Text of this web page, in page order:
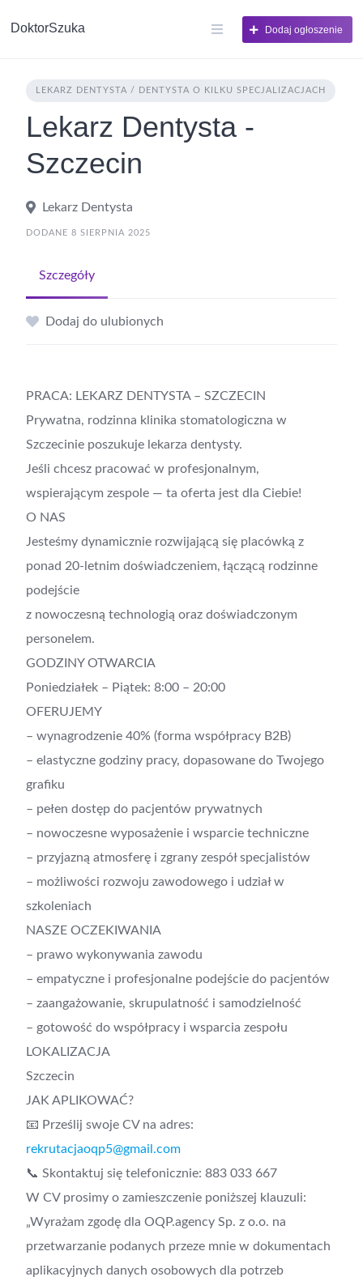
DoktorSzuka Dodaj ogłoszenie
LEKARZ DENTYSTA / DENTYSTA O KILKU SPECJALIZACJACH
Lekarz Dentysta -
Szczecin
Lekarz Dentysta
DODANE 8 SIERPNIA 2025
Szczegóły
Dodaj do ulubionych
PRACA: LEKARZ DENTYSTA – SZCZECIN
Prywatna, rodzinna klinika stomatologiczna w
Szczecinie poszukuje lekarza dentysty.
Jeśli chcesz pracować w profesjonalnym,
wspierającym zespole — ta oferta jest dla Ciebie!
O NAS
Jesteśmy dynamicznie rozwijającą się placówką z
ponad 20-letnim doświadczeniem, łączącą rodzinne
podejście
z nowoczesną technologią oraz doświadczonym
personelem.
GODZINY OTWARCIA
Poniedziałek – Piątek: 8:00 – 20:00
OFERUJEMY
– wynagrodzenie 40% (forma współpracy B2B)
– elastyczne godziny pracy, dopasowane do Twojego
grafiku
– pełen dostęp do pacjentów prywatnych
– nowoczesne wyposażenie i wsparcie techniczne
– przyjazną atmosferę i zgrany zespół specjalistów
– możliwości rozwoju zawodowego i udział w
szkoleniach
NASZE OCZEKIWANIA
– prawo wykonywania zawodu
– empatyczne i profesjonalne podejście do pacjentów
– zaangażowanie, skrupulatność i samodzielność
– gotowość do współpracy i wsparcia zespołu
LOKALIZACJA
Szczecin
JAK APLIKOWAĆ?
📧 Prześlij swoje CV na adres:
rekrutacjaoqp5@gmail.com
📞 Skontaktuj się telefonicznie: 883 033 667
W CV prosimy o zamieszczenie poniższej klauzuli:
„Wyrażam zgodę dla OQP.agency Sp. z o.o. na
przetwarzanie podanych przeze mnie w dokumentach
aplikacyjnych danych osobowych dla potrzeb